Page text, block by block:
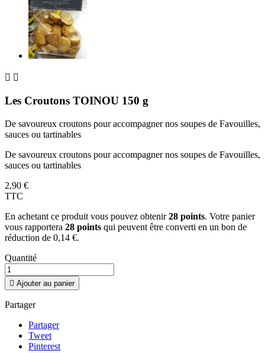
 
Les Croutons TOINOU 150 g
De savoureux croutons pour accompagner nos soupes de Favouilles,
sauces ou tartinables
De savoureux croutons pour accompagner nos soupes de Favouilles,
sauces ou tartinables
2,90 €
TTC
En achetant ce produit vous pouvez obtenir28 points. Votre panier
vous rapportera 28 points qui peuvent être converti en un bon de
réduction de 0,14 €.
Quantité
 Ajouter au panier
Partager
Partager
Tweet
Pinterest